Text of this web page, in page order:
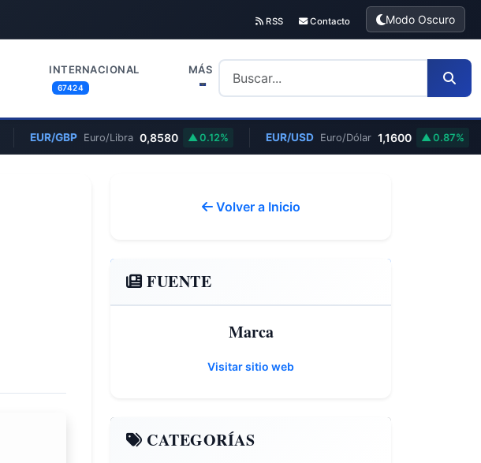
RSS Contacto Modo Oscuro
INTERNACIONAL
67424
MÁS
EUR/GBP Euro/Libra 0,8580 0.12% EUR/USD Euro/Dólar 1,1600 0.87%
Volver a Inicio
FUENTE
Marca
Visitar sitio web
CATEGORÍAS